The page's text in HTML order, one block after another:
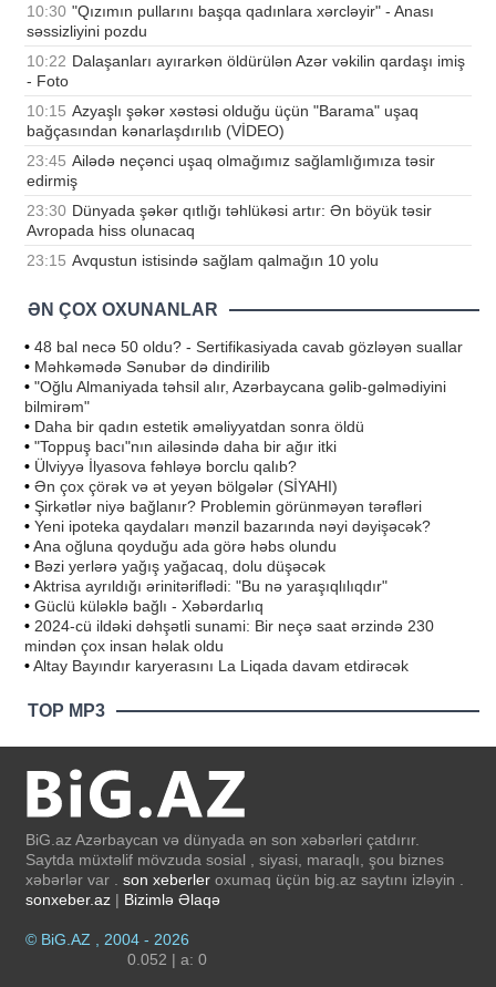
10:30 "Qızımın pullarını başqa qadınlara xərcləyir" - Anası
səssizliyini pozdu
10:22 Dalaşanları ayırarkən öldürülən Azər vəkilin qardaşı imiş
- Foto
10:15 Azyaşlı şəkər xəstəsi olduğu üçün "Barama" uşaq
bağçasından kənarlaşdırılıb (VİDEO)
23:45 Ailədə neçənci uşaq olmağımız sağlamlığımıza təsir
edirmiş
23:30 Dünyada şəkər qıtlığı təhlükəsi artır: Ən böyük təsir
Avropada hiss olunacaq
23:15 Avqustun istisində sağlam qalmağın 10 yolu
ƏN ÇOX OXUNANLAR
• 48 bal necə 50 oldu? - Sertifikasiyada cavab gözləyən suallar
• Məhkəmədə Sənubər də dindirilib
• "Oğlu Almaniyada təhsil alır, Azərbaycana gəlib-gəlmədiyini
bilmirəm"
• Daha bir qadın estetik əməliyyatdan sonra öldü
• "Toppuş bacı"nın ailəsində daha bir ağır itki
• Ülviyyə İlyasova fəhləyə borclu qalıb?
• Ən çox çörək və ət yeyən bölgələr (SİYAHI)
• Şirkətlər niyə bağlanır? Problemin görünməyən tərəfləri
• Yeni ipoteka qaydaları mənzil bazarında nəyi dəyişəcək?
•Ana oğluna qoyduğu ada görə həbs olundu
• Bəzi yerlərə yağış yağacaq, dolu düşəcək
•Aktrisa ayrıldığı ərinitəriflədi: "Bu nə yaraşıqlılıqdır"
• Güclü küləklə bağlı - Xəbərdarlıq
• 2024-cü ildəki dəhşətli sunami: Bir neçə saat ərzində 230
mindən çox insan həlak oldu
•Altay Bayındır karyerasını La Liqada davam etdirəcək
TOP MP3
BiG.az Azərbaycan və dünyada ən son xəbərləri çatdırır.
Saytda müxtəlif mövzuda sosial , siyasi, maraqlı, şou biznes
xəbərlər var . son xeberler oxumaq üçün big.az saytını izləyin .
sonxeber.az | Bizimlə Əlaqə
© BiG.AZ , 2004 - 2026
0.052 | a: 0